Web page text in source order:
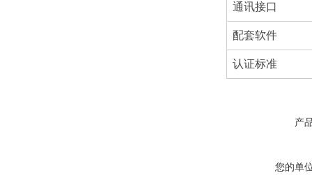
通讯接口
配套软件
认证标准
产
您的单